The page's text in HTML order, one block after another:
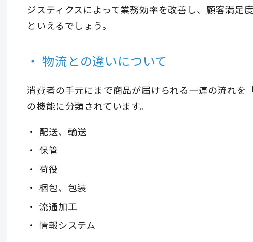
ジスティクスによって業務効率を改善し、顧客満足
といえるでしょう。
物流との違いについて
消費者の手元にまで商品が届けられる一連の流れ
の機能に分類されています。
配送、輸送
保管
荷役
梱包、包装
流通加工
情報システム